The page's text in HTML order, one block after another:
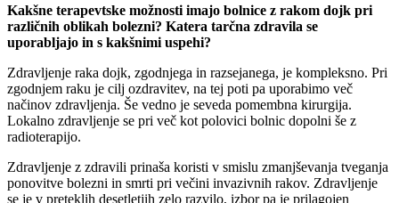
Kakšne terapevtske možnosti imajo bolnice z rakom dojk pri
različnih oblikah bolezni? Katera tarčna zdravila se
uporabljajo in s kakšnimi uspehi?
Zdravljenje raka dojk, zgodnjega in razsejanega, je kompleksno. Pri
zgodnjem raku je cilj ozdravitev, na tej poti pa uporabimo več
načinov zdravljenja. Še vedno je seveda pomembna kirurgija.
Lokalno zdravljenje se pri več kot polovici bolnic dopolni še z
radioterapijo.
Zdravljenje z zdravili prinaša koristi v smislu zmanjševanja tveganja
ponovitve bolezni in smrti pri večini invazivnih rakov. Zdravljenje
se je v preteklih desetletjih zelo razvilo, izbor pa je prilagojen